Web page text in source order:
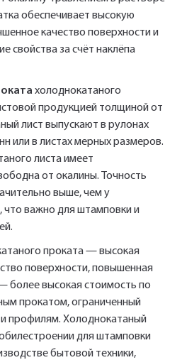
обеспечивает высокую
качество поверхности и
свойства за счёт наклёпа
холоднокатаного
продукцией толщиной от
лист выпускают в рулонах
или в листах мерных размеров.
листа имеет
от окалины. Точность
выше, чем у
что важно для штамповки и
проката — высокая
поверхности, повышенная
более высокая стоимость по
прокатом, ограниченный
профилям. Холоднокатаный
для штамповки
бытовой техники,